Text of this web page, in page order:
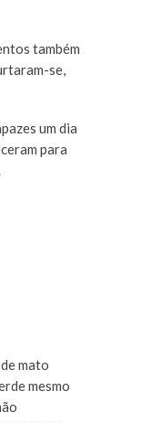
também
se,
um dia
para
mato
mesmo